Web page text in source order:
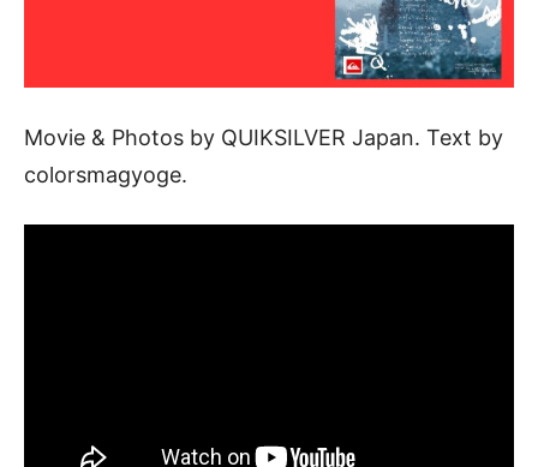
Movie & Photos by QUIKSILVER Japan. Text by
colorsmagyoge.